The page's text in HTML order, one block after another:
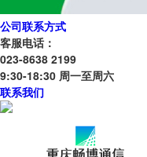
公司联系方式
客服电话：
023-8638 2199
9:30-18:30 周一至周六
联系我们